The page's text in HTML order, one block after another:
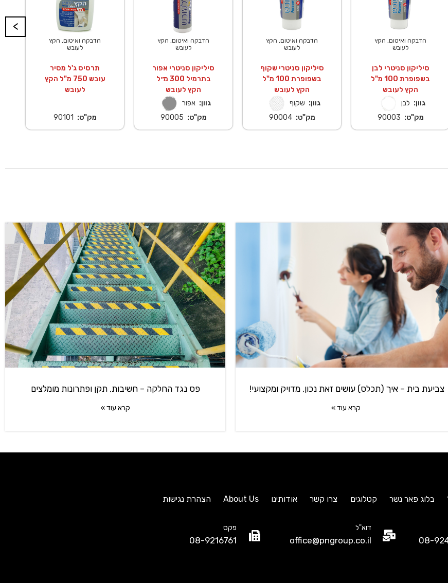
הדבקה ואיטום, הקץ
לעובש
סיליקון סניטרי לבן
בשפופרת 100 מ"ל
הקץ לעובש
גוון: לבן
מק"ט: 90003
הדבקה ואיטום, הקץ
לעובש
סיליקון סניטרי שקוף
בשפופרת 100 מ"ל
הקץ לעובש
גוון: שקוף
מק"ט:90004
הדבקה ואיטום, הקץ
לעובש
סיליקון סניטרי אפור
בתרמיל 300 מ״ל
הקץ לעובש
גוון:אפור
מק"ט: 90005
הדבקה ואיטום, הקץ
לעובש
תרסיס ג'ל מסיר
עובש 750 מ"ל הקץ
לעובש
מק"ט: 90101
<
צביעת בית – איך (תכלס) עושים זאת נכון, מדויק ומקצועי!
קרא עוד »
פס נגד החלקה – חשיבות, תקן ופתרונות מומלצים
קרא עוד »
בלוג פאר נשר קטלוגים צרו קשר אודותינו About Us הצהרת נגישות
08-
דוא"ל
office@pngroup.co.il
פקס
08-9216761